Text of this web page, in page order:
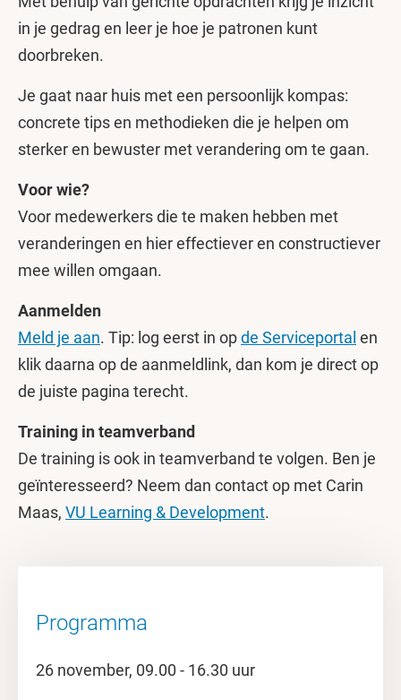
in je gedrag en leer je hoe je patronen kunt
doorbreken.
Je gaat naar huis met een persoonlijk kompas:
concrete tips en methodieken die je helpen om
sterker en bewuster met verandering om te gaan.
Voor wie?
Voor medewerkers die te maken hebben met
veranderingen en hier effectiever en constructiever
mee willen omgaan.
Aanmelden
Meld je aan. Tip: log eerst in opde Serviceportal en
klik daarna op de aanmeldlink, dan kom je direct op
de juiste pagina terecht.
Training in teamverband
De training is ook in teamverband te volgen. Ben je
geïnteresseerd? Neem dan contact op met Carin
Maas, VU Learning & Development.
Programma
26 november, 09.00 - 16.30 uur